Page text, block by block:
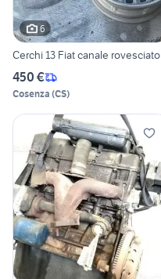
6
Cerchi 13 Fiat canale rovesciato
450 €
Cosenza (CS)